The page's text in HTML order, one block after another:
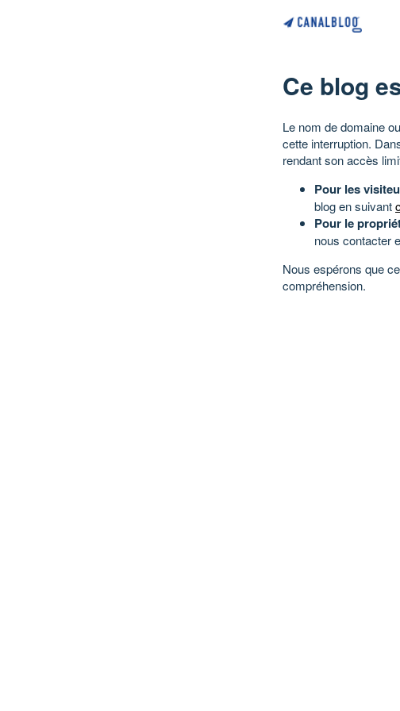
Ce blog
Le nom de domaine
cette interruption.
rendant son accès
Pour les
blog en suivant
Pour le
nous contacter
Nous espérons que
compréhension.